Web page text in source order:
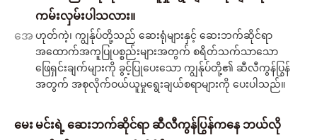
ကမ်းလှမ်းပါသလား။
အေ ဟုတ်ကဲ့၊ ကျွန်ုပ်တို့သည် ဆေးရုံများနှင့် ဆေးဘက်ဆိုင်ရာ
အထောက်အကူပြုပစ္စည်းများအတွက် စရိတ်သက်သာသော
ဖြေရှင်းချက်များကို ခွင့်ပြုပေးသော ကျွန်ုပ်တို့၏ ဆီလီကွန်ပြွန်
အတွက် အစုလိုက်ဝယ်ယူမှုရွေးချယ်စရာများကို ပေးပါသည်။
မေး မင်းရဲ့ ဆေးဘက်ဆိုင်ရာ ဆီလီကွန်ပြွန်ကနေ ဘယ်လို